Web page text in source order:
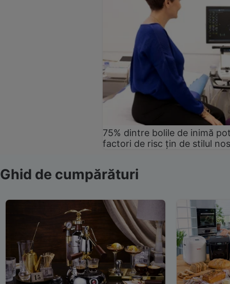
75% dintre bolile de inimă
factori de risc țin de stilul
Ghid de cumpărături